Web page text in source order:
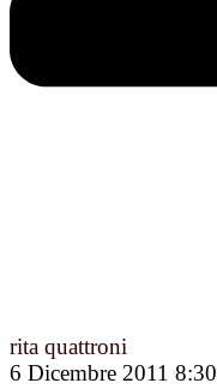
rita quattroni
6 Dicembre 2011 8:30